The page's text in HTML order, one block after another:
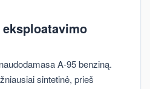
A-95 benziną.
sintetinė, prieš